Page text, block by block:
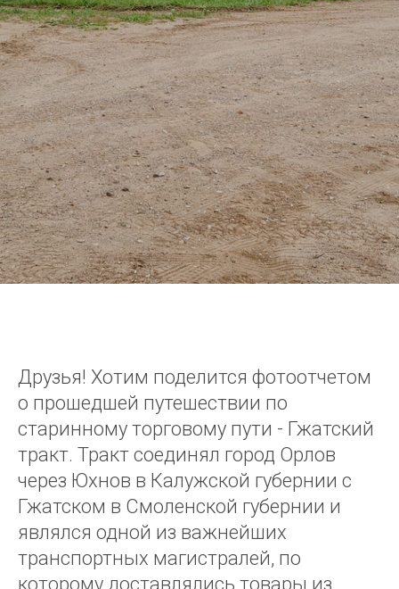
Друзья! Хотим поделится фотоотчетом
о прошедшей путешествии по
старинному торговому пути - Гжатский
тракт. Тракт соединял город Орлов
через Юхнов в Калужской губернии с
Гжатском в Смоленской губернии и
являлся одной из важнейших
транспортных магистралей, по
которому доставлялись товары из